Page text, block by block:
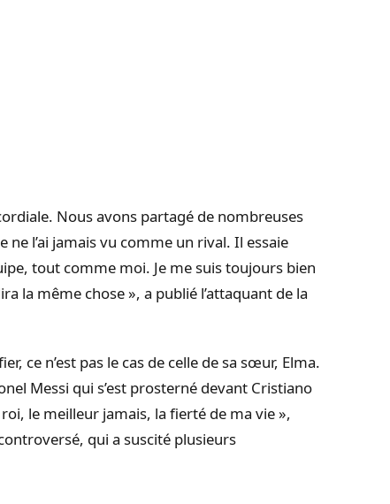
Nous avons partagé de nombreuses
l’ai jamais vu comme un rival. Il essaie
tout comme moi. Je me suis toujours bien
la même chose », a publié l’attaquant de la
ce n’est pas le cas de celle de sa sœur, Elma.
Messi qui s’est prosterné devant Cristiano
le meilleur jamais, la fierté de ma vie »,
qui a suscité plusieurs